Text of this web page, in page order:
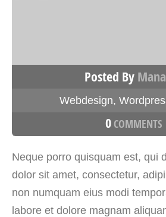
Posted By
Webdesign,
0COMMENTS
Neque porro quisquam est, qui
dolor sit amet, consectetur,
non numquam eius modi
labore et dolore magnam